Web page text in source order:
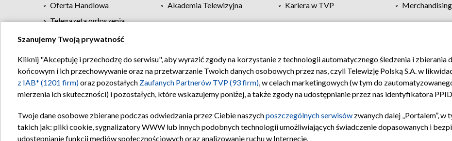
Oferta Handlowa
Akademia Telewizyjna Kariera w TVP
Telegazeta ogłoszenia
Regulamin TVP Polityka prywatności Moje zgody Pomoc Biuro reklamy
Szanujemy Twoją prywatność
Kliknij "Akceptuję i przechodzę do serwisu", aby wyrazić zgody na korzystanie z technologii automatycznego śledzenia i zbierania
końcowym i ich przechowywanie oraz na przetwarzanie Twoich danych osobowych przez nas, czyli Telewizję Polską S.A. w
z IAB* (1201 firm)oraz pozostałych Zaufanych Partnerów TVP (93 firm), w celach marketingowych (w tym do
mierzenia ich skuteczności) i pozostałych, które wskazujemy poniżej, a także zgody na udostępnianie przez nas identyfikatora
Twoje dane osobowe zbierane podczas odwiedzania przez Ciebie naszychposzczególnych serwisów zwanych dalej „Portalem”,
takich jak: pliki cookie, sygnalizatory WWW lub innych podobnych technologii umożliwiających świadczenie dopasowanych i
udostępnianie funkcji mediów społecznościowych oraz analizowanie ruchu w Internecie.